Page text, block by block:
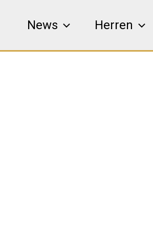
News Herren